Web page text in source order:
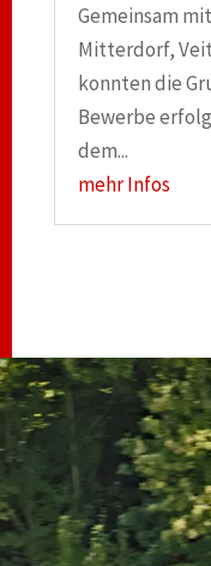
Gemeinsam
Mitterdorf,
konnten die
Bewerbe
dem...
mehr Infos